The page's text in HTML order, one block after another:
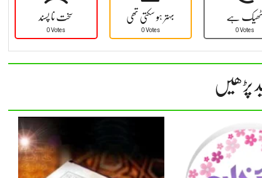
سخت نا پسند
0 Votes
بہتر ہو سکتی تھی
0 Votes
ہے
0 Votes
پڑھیں